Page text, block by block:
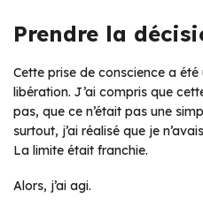
Prendre la
Cette prise de conscience a
libération. J’ai compris que
pas, que ce n’était pas une
surtout, j’ai réalisé que je
La limite était franchie.
Alors, j’ai agi.